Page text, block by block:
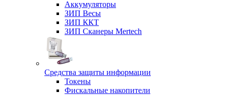
Аккумуляторы
ЗИП Весы
ЗИП ККТ
ЗИП Сканеры Mertech
Средства защиты информации
Токены
Фискальные накопители